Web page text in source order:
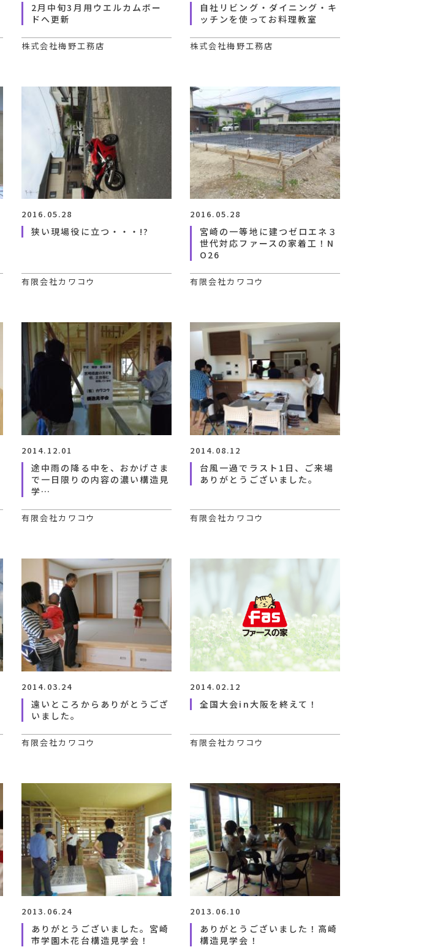
2月中旬3月用ウエルカムボー
ドへ更新
株式会社梅野工務店
自社リビング・ダイニング・キ
ッチンを使ってお料理教室
株式会社梅野工務店
2016.05.28
狭い現場役に立つ・・・!?
有限会社カワコウ
2016.05.28
宮崎の一等地に建つゼロエネ３
世代対応ファースの家着工！N
O26
有限会社カワコウ
2014.12.01
途中雨の降る中を、おかげさま
で一日限りの内容の濃い構造見
学…
有限会社カワコウ
2014.08.12
台風一過でラスト1日、ご来場
ありがとうございました。
有限会社カワコウ
2014.03.24
遠いところからありがとうござ
いました。
有限会社カワコウ
2014.02.12
全国大会in大阪を終えて！
有限会社カワコウ
2013.06.24
ありがとうございました。宮崎
市学園木花台構造見学会！
2013.06.10
ありがとうございました！高崎
構造見学会！